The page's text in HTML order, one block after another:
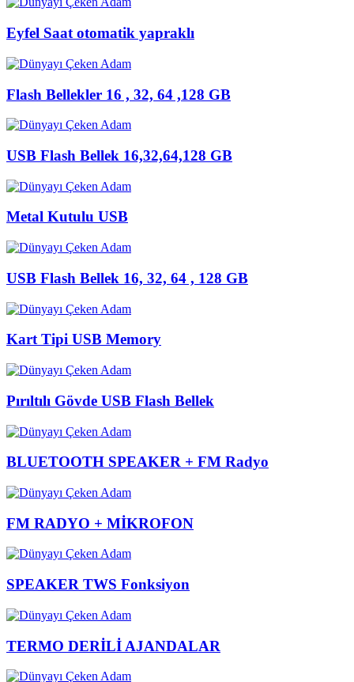
Eyfel Saat otomatik yapraklı
Flash Bellekler 16 , 32, 64 ,128 GB
USB Flash Bellek 16,32,64,128 GB
Metal Kutulu USB
USB Flash Bellek 16, 32, 64 , 128 GB
Kart Tipi USB Memory
Pırıltılı Gövde USB Flash Bellek
BLUETOOTH SPEAKER + FM Radyo
FM RADYO + MİKROFON
SPEAKER TWS Fonksiyon
TERMO DERİLİ AJANDALAR